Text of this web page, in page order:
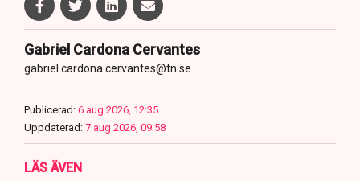
Gabriel Cardona Cervantes
gabriel.cardona.cervantes@tn.se
Publicerad: 6 aug 2026, 12:35
Uppdaterad: 7 aug 2026, 09:58
LÄS ÄVEN